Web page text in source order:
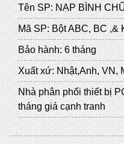
Tên SP: NẠP BÌNH
Mã SP: Bột ABC, BC ,&
Bảo hành: 6 tháng
Xuất xứ: Nhật,Anh, VN,
Nhà phân phối thiết bị
tháng giá cạnh tranh